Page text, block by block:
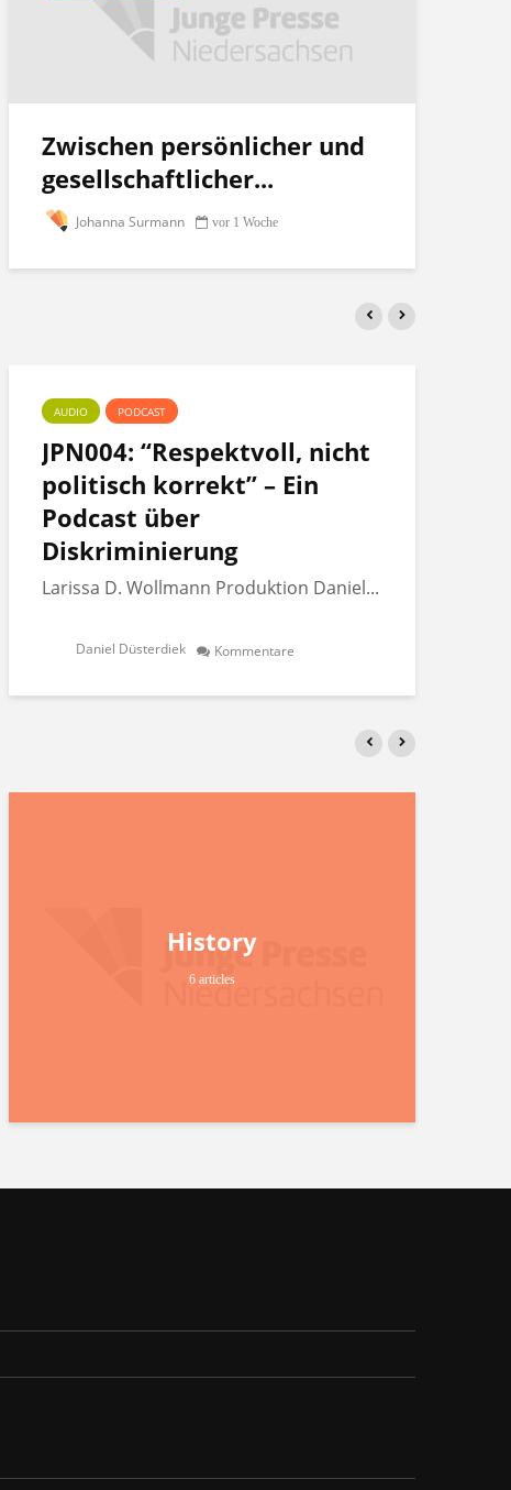
Zwischen persönlicher und
gesellschaftlicher...
Johanna Surmann vor 1 Woche
AUDIO PODCAST
JPN004: “Respektvoll, nicht
politisch korrekt” – Ein
Podcast über
Diskriminierung
Larissa D. Wollmann Produktion Daniel...
Daniel Düsterdiek Kommentare
History
6 articles